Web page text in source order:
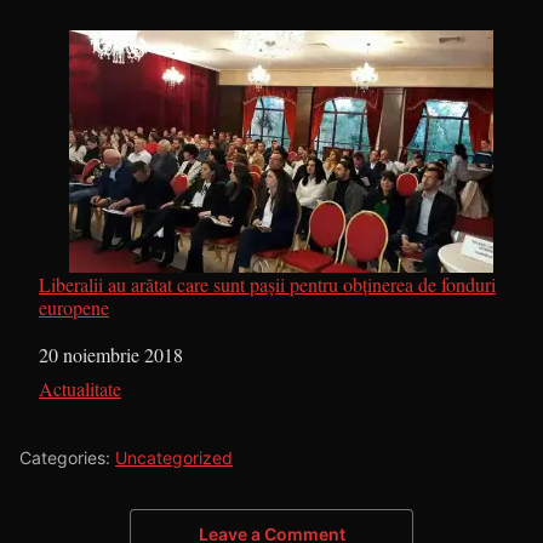
Liberalii au arătat care sunt pașii pentru obținerea de fonduri
europene
Dată
20 noiembrie 2018
În legătură cu
Actualitate
Categories: Uncategorized
Leave a Comment